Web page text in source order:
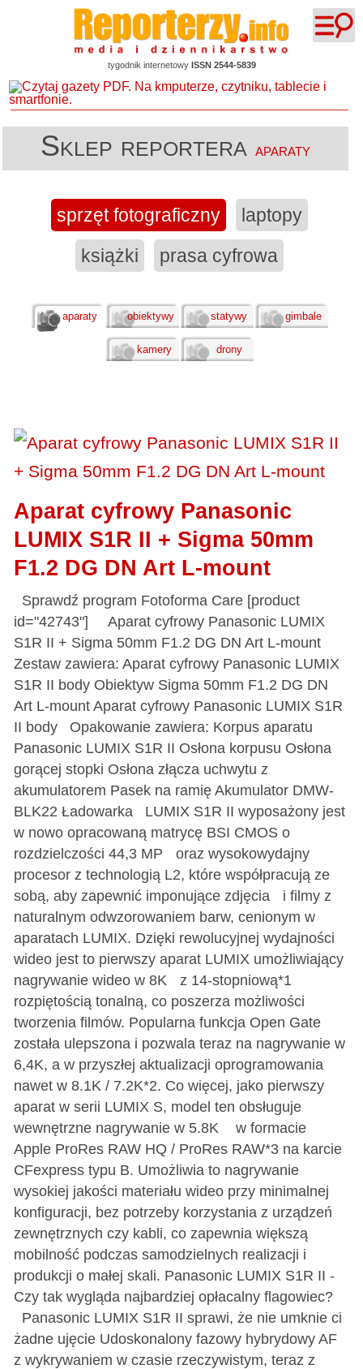
tygodnik internetowy ISSN 2544-5839
Sklep reporteraaparaty
sprzęt fotograficzny
laptopy
książki
prasa cyfrowa
aparaty obiektywy statywy gimbale
kamery drony
Aparat cyfrowy Panasonic
LUMIX S1R II + Sigma 50mm
F1.2 DG DN Art L-mount
Sprawdź program Fotoforma Care [product
id="42743"] Aparat cyfrowy Panasonic LUMIX
S1R II + Sigma 50mm F1.2 DG DN Art L-mount
Zestaw zawiera: Aparat cyfrowy Panasonic LUMIX
S1R II body Obiektyw Sigma 50mm F1.2 DG DN
Art L-mount Aparat cyfrowy Panasonic LUMIX S1R
II body Opakowanie zawiera: Korpus aparatu
Panasonic LUMIX S1R II Osłona korpusu Osłona
gorącej stopki Osłona złącza uchwytu z
akumulatorem Pasek na ramię Akumulator DMW-
BLK22 Ładowarka LUMIX S1R II wyposażony jest
w nowo opracowaną matrycę BSI CMOS o
rozdzielczości 44,3 MP oraz wysokowydajny
procesor z technologią L2, które współpracują ze
sobą, aby zapewnić imponujące zdjęcia i filmy z
naturalnym odwzorowaniem barw, cenionym w
aparatach LUMIX. Dzięki rewolucyjnej wydajności
wideo jest to pierwszy aparat LUMIX umożliwiający
nagrywanie wideo w 8K z 14-stopniową*1
rozpiętością tonalną, co poszerza możliwości
tworzenia filmów. Popularna funkcja Open Gate
została ulepszona i pozwala teraz na nagrywanie w
6,4K, a w przyszłej aktualizacji oprogramowania
nawet w 8.1K / 7.2K*2. Co więcej, jako pierwszy
aparat w serii LUMIX S, model ten obsługuje
wewnętrzne nagrywanie w 5.8K w formacie
Apple ProRes RAW HQ / ProRes RAW*3 na karcie
CFexpress typu B. Umożliwia to nagrywanie
wysokiej jakości materiału wideo przy minimalnej
konfiguracji, bez potrzeby korzystania z urządzeń
zewnętrznych czy kabli, co zapewnia większą
mobilność podczas samodzielnych realizacji i
produkcji o małej skali. Panasonic LUMIX S1R II -
Czy tak wygląda najbardziej opłacalny flagowiec?
Panasonic LUMIX S1R II sprawi, że nie umknie ci
żadne ujęcie Udoskonalony fazowy hybrydowy AF
z wykrywaniem w czasie rzeczywistym, teraz z